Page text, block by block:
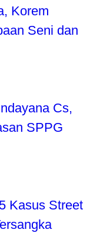
Korem
Seni dan
Cs,
SPPG
Kasus Street